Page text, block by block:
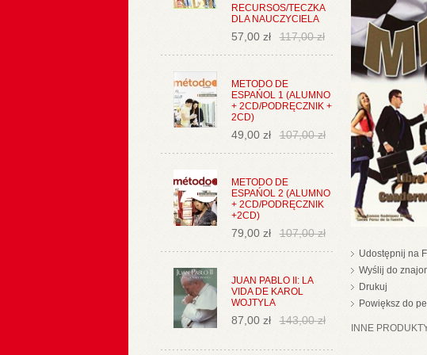
RECURSOS/TECZKA
DLA NAUCZYCIELA
57,00 zł 117,00 zł
METODO DE
ESPAŃOL 1 (ALUMNO
+ 2CD/PODRĘCZNIK +
2CD)
49,00 zł 107,00 zł
METODO DE
ESPAŃOL 2 (ALUMNO
+ 2CD/PODRĘCZNIK
+2CD)
79,00 zł 107,00 zł
JUAN PABLO II: LA
VIDA DE KAROL
WOJTYLA
87,00 zł 143,00 zł
Udostępnij na
Wyślij do
Drukuj
Powiększ do
INNE